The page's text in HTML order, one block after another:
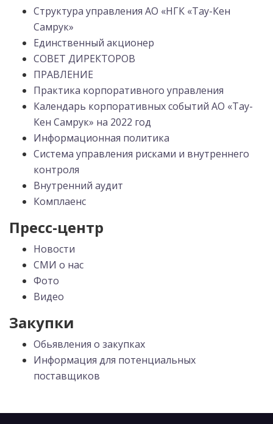
Структура управления АО «НГК «Тау-Кен
Самрук»
Единственный акционер
СОВЕТ ДИРЕКТОРОВ
ПРАВЛЕНИЕ
Практика корпоративного управления
Календарь корпоративных событий АО «Тау-
Кен Самрук» на 2022 год
Информационная политика
Система управления рисками и внутреннего
контроля
Внутренний аудит
Комплаенс
Пресс-центр
Новости
СМИ о нас
Фото
Видео
Закупки
Обьявления о закупках
Информация для потенциальных
поставщиков